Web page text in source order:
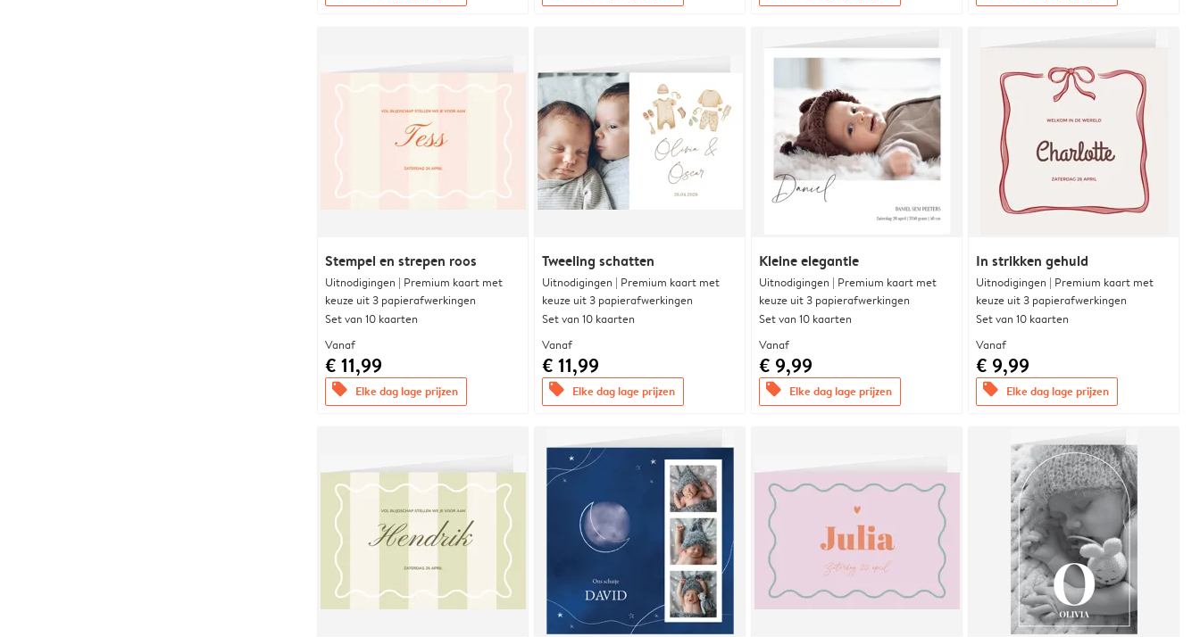
Stempel en strepen roos
Uitnodigingen | Premium kaart met
keuze uit 3 papierafwerkingen
Set van 10 kaarten
Vanaf
€ 11,99
offers Elke dag lage prijzen
Tweeling schatten
Uitnodigingen | Premium kaart met
keuze uit 3 papierafwerkingen
Set van 10 kaarten
Vanaf
€ 11,99
offers Elke dag lage prijzen
Kleine elegantie
Uitnodigingen | Premium kaart met
keuze uit 3 papierafwerkingen
Set van 10 kaarten
Vanaf
€ 9,99
offers Elke dag lage prijzen
In strikken gehuld
Uitnodigingen | Premium kaart met
keuze uit 3 papierafwerkingen
Set van 10 kaarten
Vanaf
€ 9,99
offers Elke dag lage prijzen